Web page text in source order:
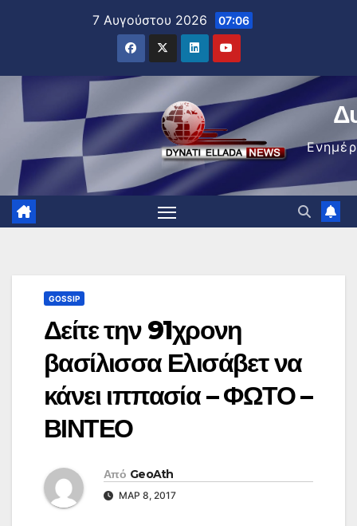
7 Αυγούστου 2026 07:06
GOSSIP
Δείτε την 91χρονη
βασίλισσα Ελισάβετ να
κάνει ιππασία – ΦΩΤΟ –
ΒΙΝΤΕΟ
Από GeoAth
ΜΑΡ 8, 2017